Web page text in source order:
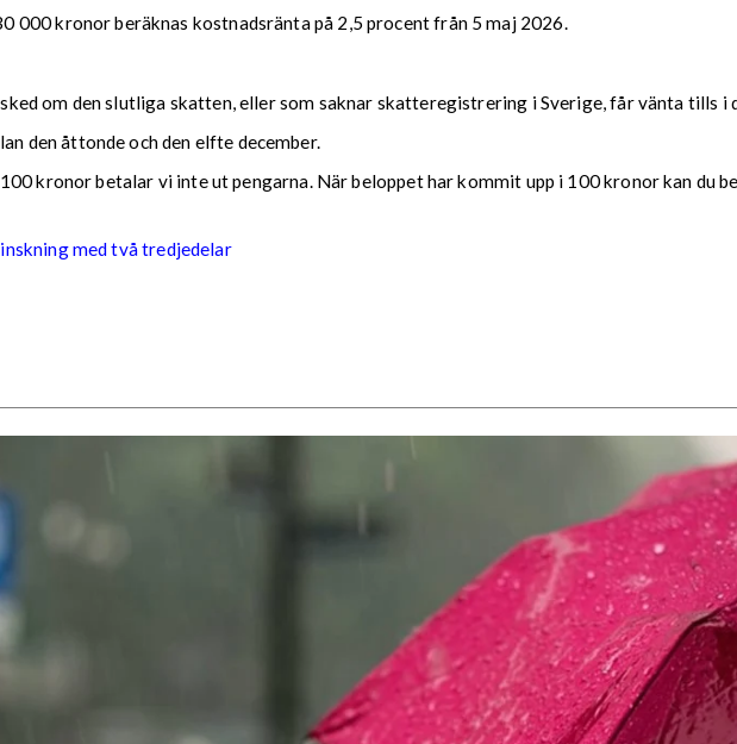
000 kronor beräknas kostnadsränta på 2,5 procent från 5 maj 2026.
om den slutliga skatten, eller som saknar skatteregistrering i Sverige, får vänta tills i
den åttonde och den elfte december.
100 kronor betalar vi inte ut pengarna. När beloppet har kommit upp i 100 kronor kan
med två tredjedelar